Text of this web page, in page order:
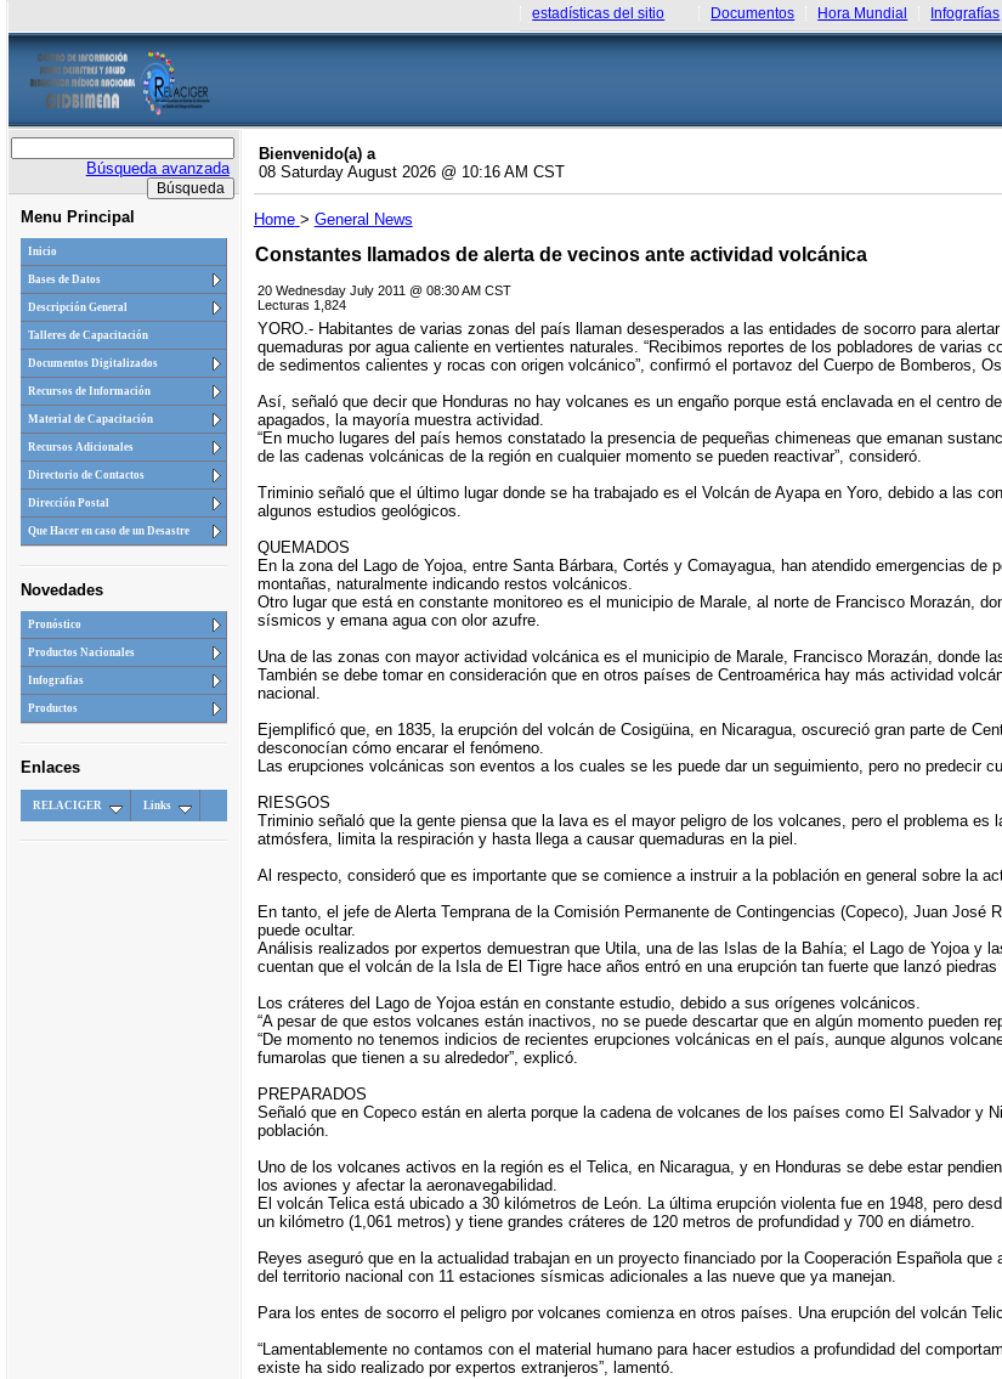
estadísticas del sitio Documentos Hora Mundial Infografías
Búsqueda avanzada
Menu Principal
Inicio
Bases de Datos
Descripción General
Talleres de Capacitación
Documentos Digitalizados
Recursos de Información
Material de Capacitación
Recursos Adicionales
Directorio de Contactos
Dirección Postal
Que Hacer en caso de un Desastre
Novedades
Pronóstico
Productos Nacionales
Infografias
Productos
Enlaces
RELACIGER Links
Bienvenido(a) a
08 Saturday August 2026 @ 10:16 AM CST
Home > General News
Constantes llamados de alerta de vecinos ante actividad volcánica
20 Wednesday July 2011 @ 08:30 AM CST
Lecturas 1,824
YORO.- Habitantes de varias zonas del país llaman desesperados a las entidades de socorro para
quemaduras por agua caliente en vertientes naturales. “Recibimos reportes de los pobladores de
de sedimentos calientes y rocas con origen volcánico”, confirmó el portavoz del Cuerpo de Bomberos,
Así, señaló que decir que Honduras no hay volcanes es un engaño porque está enclavada en el centro
apagados, la mayoría muestra actividad.
“En mucho lugares del país hemos constatado la presencia de pequeñas chimeneas que emanan
de las cadenas volcánicas de la región en cualquier momento se pueden reactivar”, consideró.
Triminio señaló que el último lugar donde se ha trabajado es el Volcán de Ayapa en Yoro, debido a las
algunos estudios geológicos.
QUEMADOS
En la zona del Lago de Yojoa, entre Santa Bárbara, Cortés y Comayagua, han atendido emergencias
montañas, naturalmente indicando restos volcánicos.
Otro lugar que está en constante monitoreo es el municipio de Marale, al norte de Francisco Morazán,
sísmicos y emana agua con olor azufre.
Una de las zonas con mayor actividad volcánica es el municipio de Marale, Francisco Morazán, donde
También se debe tomar en consideración que en otros países de Centroamérica hay más actividad
nacional.
Ejemplificó que, en 1835, la erupción del volcán de Cosigüina, en Nicaragua, oscureció gran parte de
desconocían cómo encarar el fenómeno.
Las erupciones volcánicas son eventos a los cuales se les puede dar un seguimiento, pero no predecir
RIESGOS
Triminio señaló que la gente piensa que la lava es el mayor peligro de los volcanes, pero el problema
atmósfera, limita la respiración y hasta llega a causar quemaduras en la piel.
Al respecto, consideró que es importante que se comience a instruir a la población en general sobre la
En tanto, el jefe de Alerta Temprana de la Comisión Permanente de Contingencias (Copeco), Juan
puede ocultar.
Análisis realizados por expertos demuestran que Utila, una de las Islas de la Bahía; el Lago de Yojoa y
cuentan que el volcán de la Isla de El Tigre hace años entró en una erupción tan fuerte que lanzó
Los cráteres del Lago de Yojoa están en constante estudio, debido a sus orígenes volcánicos.
“A pesar de que estos volcanes están inactivos, no se puede descartar que en algún momento pueden
“De momento no tenemos indicios de recientes erupciones volcánicas en el país, aunque algunos
fumarolas que tienen a su alrededor”, explicó.
PREPARADOS
Señaló que en Copeco están en alerta porque la cadena de volcanes de los países como El Salvador y
población.
Uno de los volcanes activos en la región es el Telica, en Nicaragua, y en Honduras se debe estar
los aviones y afectar la aeronavegabilidad.
El volcán Telica está ubicado a 30 kilómetros de León. La última erupción violenta fue en 1948, pero
un kilómetro (1,061 metros) y tiene grandes cráteres de 120 metros de profundidad y 700 en diámetro.
Reyes aseguró que en la actualidad trabajan en un proyecto financiado por la Cooperación Española
del territorio nacional con 11 estaciones sísmicas adicionales a las nueve que ya manejan.
Para los entes de socorro el peligro por volcanes comienza en otros países. Una erupción del volcán
“Lamentablemente no contamos con el material humano para hacer estudios a profundidad del
existe ha sido realizado por expertos extranjeros”, lamentó.